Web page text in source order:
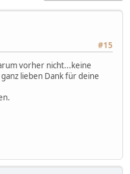
#15
vorher nicht...keine
lieben Dank für deine